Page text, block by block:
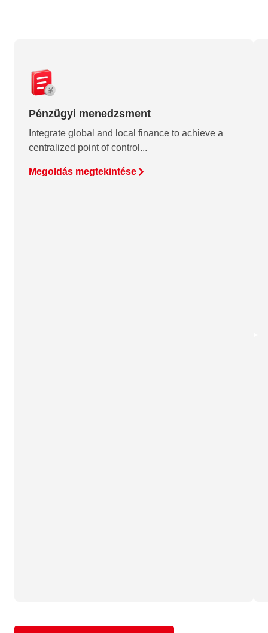
Pénzügyi menedzsment
Integrate global and local finance to achieve a
centralized point of control...
Megoldás megtekintése